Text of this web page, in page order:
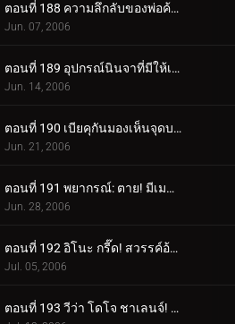
ตอนที่ 188 ความลึกลับของพ่อค้าเป้าหมาย
Jun. 07, 2006
ตอนที่ 189 อุปกรณ์นินจาที่มีให้เลือกอย่างไม่มีขีดจำกัด
Jun. 14, 2006
ตอนที่ 190 เบียคุกันมองเห็นจุดบอด!
Jun. 21, 2006
ตอนที่ 191 พยากรณ์: ตาย! มีเมฆมากและมีโอกาสเกิดพระอาทิตย์!
Jun. 28, 2006
ตอนที่ 192 อิโนะ กรี๊ด! สวรรค์อ้วน!
Jul. 05, 2006
ตอนที่ 193 วีว่า โดโจ ชาเลนจ์! เยาวชนเป็นเรื่องของความหลงใหล!